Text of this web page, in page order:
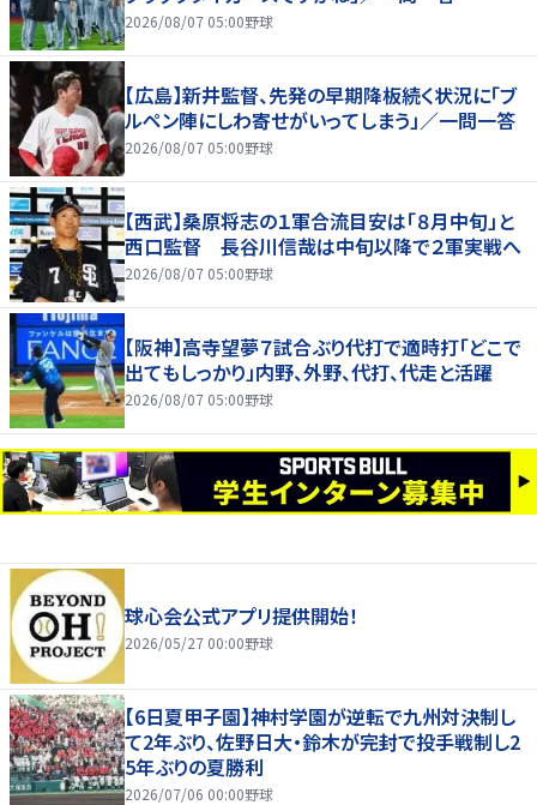
2026/08/07 05:00野球
【広島】新井監督、先発の早期降板続く状況に「ブ
ルペン陣にしわ寄せがいってしまう」／一問一答
2026/08/07 05:00野球
【西武】桑原将志の１軍合流目安は「８月中旬」と
西口監督 長谷川信哉は中旬以降で２軍実戦へ
2026/08/07 05:00野球
【阪神】高寺望夢７試合ぶり代打で適時打「どこで
出てもしっかり」内野、外野、代打、代走と活躍
2026/08/07 05:00野球
球心会公式アプリ提供開始！
2026/05/27 00:00野球
【6日夏甲子園】神村学園が逆転で九州対決制し
て2年ぶり、佐野日大・鈴木が完封で投手戦制し2
5年ぶりの夏勝利
2026/07/06 00:00野球